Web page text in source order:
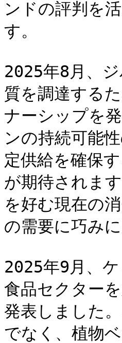
ンドの評判を
す。
2025年8月、
質を調達する
ナーシップを
ンの持続可能
定供給を確保
が期待されま
を好む現在の
の需要に巧み
2025年9月、
食品セクター
発表しました
でなく、植物